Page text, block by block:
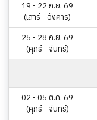
19 - 22 ก.ย. 69
(เสาร์ - อังคาร)
25 - 28 ก.ย. 69
(ศุกร์ - จันทร์)
02 - 05 ต.ค. 69
(ศุกร์ - จันทร์)